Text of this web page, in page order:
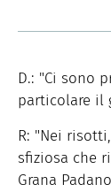
D.: "Ci sono
particolare il
R: "Nei
sfiziosa che
Grana